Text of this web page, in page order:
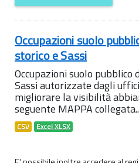
Occupazioni suolo
storico e Sassi
Occupazioni suolo pubblico
Sassi autorizzate dagli
migliorare la visibilità
seguente MAPPA
CSV Excel XLSX